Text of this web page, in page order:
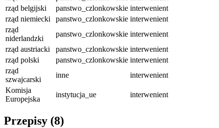
rząd belgijski
panstwo_czlonkowskie interwenient
rząd niemiecki
panstwo_czlonkowskie interwenient
rząd
niderlandzki
panstwo_czlonkowskie interwenient
rząd austriacki
panstwo_czlonkowskie interwenient
rząd polski
panstwo_czlonkowskie interwenient
rząd
szwajcarski
inne
interwenient
Komisja
Europejska
instytucja_ue interwenient
Przepisy (8)